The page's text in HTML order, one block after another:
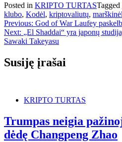
Posted in KRIPTO TURTASTagged
klubo, Kodėl, kriptovaliutų,
Navigacija
tarp
Previous: God of War Laufey
Next: „El Shaddai“ yra japonų
Sawaki Takeyasu
Susiję įrašai
KRIPTO TURTAS
Trumpas neigia
dėdę Changpeng Zhao